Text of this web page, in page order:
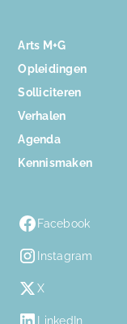
Arts M+G
Opleidingen
Solliciteren
Verhalen
Agenda
Kennismaken
Facebook
Instagram
X
LinkedIn